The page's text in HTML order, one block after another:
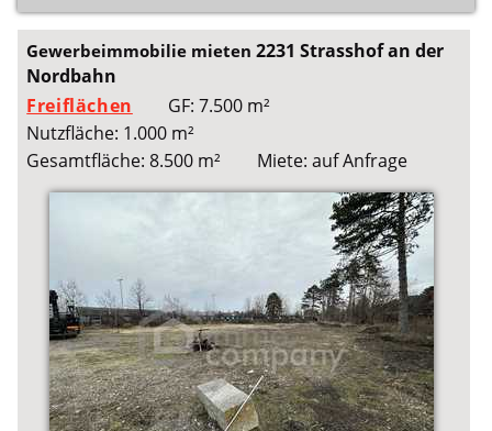
Gewerbeimmobilie mieten2231 Strasshof an der
Nordbahn
Freiflächen
GF: 7.500 m²
Nutzfläche: 1.000 m²
Gesamtfläche: 8.500 m²
Miete: auf Anfrage